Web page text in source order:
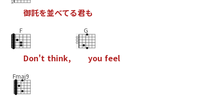
御託を並べてる君も
F
Don't think,
G
you feel
Fmaj9